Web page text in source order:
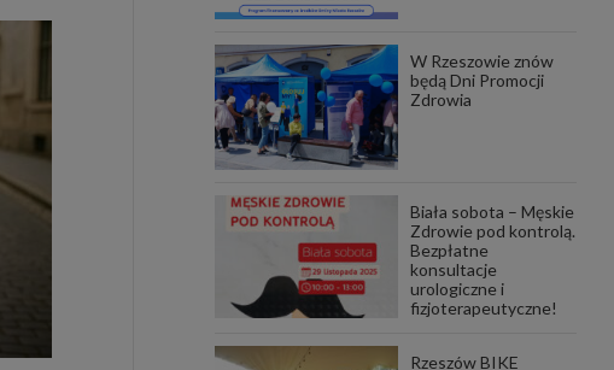
W Rzeszowie znów
będą Dni Promocji
Zdrowia
Biała sobota – Męskie
Zdrowie pod kontrolą.
Bezpłatne
konsultacje
urologiczne i
fizjoterapeutyczne!
Rzeszów BIKE